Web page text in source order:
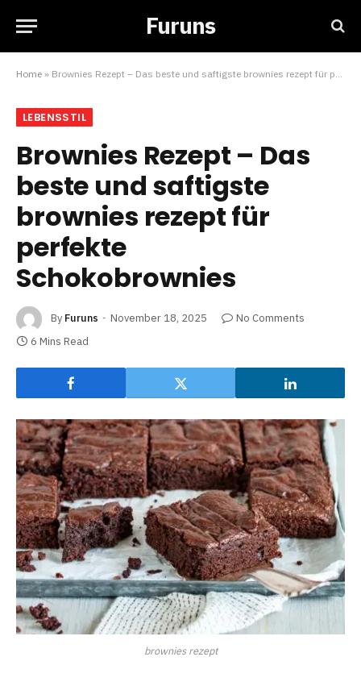
Furuns
Home » Brownies Rezept – Das beste und saftigste brownies rezept für perfekte Schokobrownies
LEBENSSTIL
Brownies Rezept – Das
beste und saftigste
brownies rezept für
perfekte
Schokobrownies
By Furuns November 18, 2025
No Comments
6 Mins Read
brownies rezept